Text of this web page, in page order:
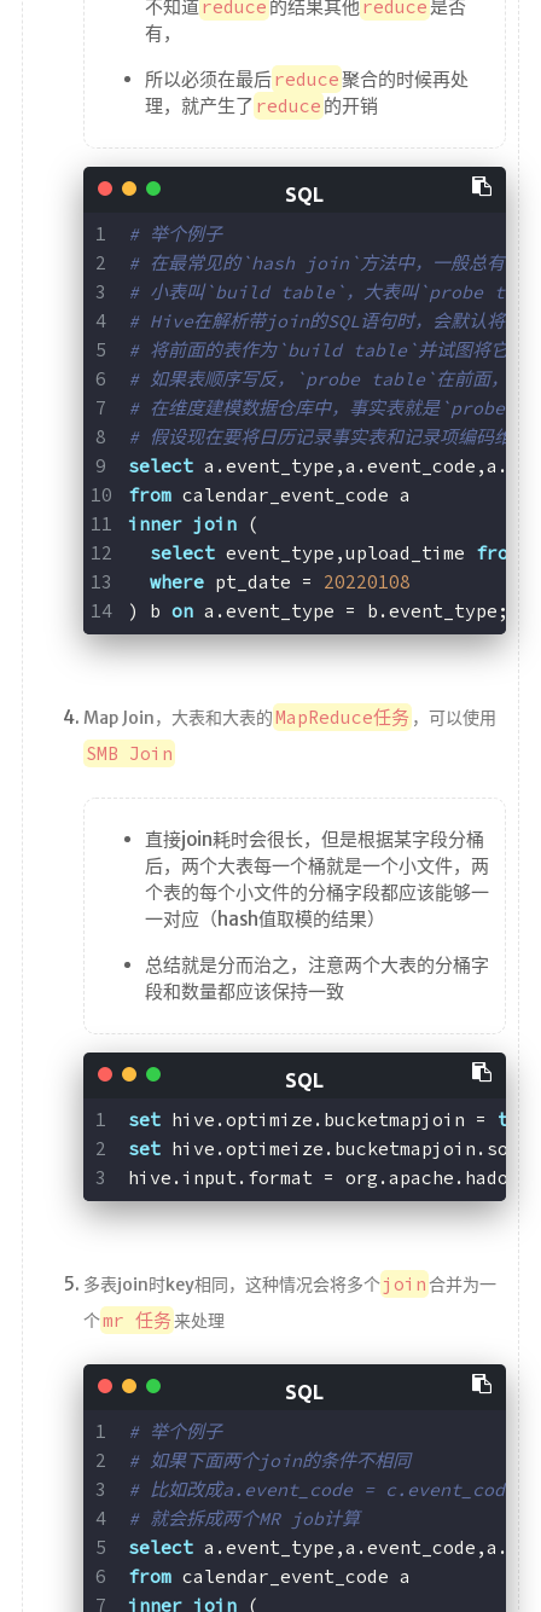
不知道reduce 的结果其他reduce 是否
有，
所以必须在最后reduce聚合的时候再处
理，就产生了 reduce 的开销
# 举个例子
# 在最常见的`hash join`方法中，一般总有一张
# 小表叫`build table`，大表叫`probe
# Hive在解析带join的SQL语句时，会默认将
# 将前面的表作为`build table`并试图将它
# 如果表顺序写反，`probe table`在前面，引
# 在维度建模数据仓库中，事实表就是
# 假设现在要将日历记录事实表和记录项编码
select
from calendar_event_code a
inner join (
select event_type,upload_time from
where pt_date = 20220108
) b on a.event_type = b.event_type;
Map Join，大表和大表的MapReduce任务 ，可以使用
SMB Join
直接join耗时会很长，但是根据某字段分桶
后，两个大表每一个桶就是一个小文件，两
个表的每个小文件的分桶字段都应该能够一
一对应（hash值取模的结果）
总结就是分而治之，注意两个大表的分桶字
段和数量都应该保持一致
set hive.optimize.bucketmapjoin = true
set
hive.input.format =
多表join时key相同，这种情况会将多个join合并为一
个mr 任务来处理
# 举个例子
# 如果下面两个join的条件不相同
# 比如改成a.event_code = c.event_code
# 就会拆成两个MR job计算
select
from calendar_event_code a
inner join (